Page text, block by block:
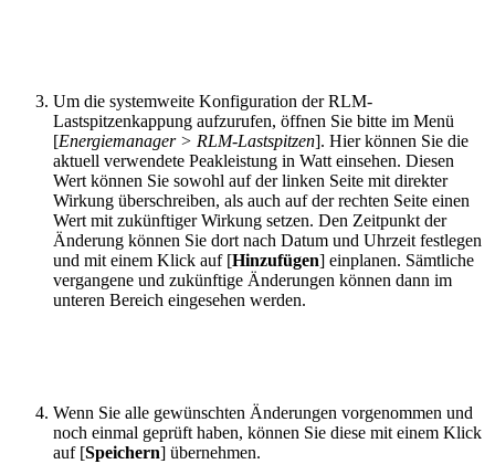
Um die systemweite Konfiguration der RLM-
Lastspitzenkappung aufzurufen, öffnen Sie bitte im Menü
[Energiemanager > RLM-Lastspitzen]. Hier können Sie die
aktuell verwendete Peakleistung in Watt einsehen. Diesen
Wert können Sie sowohl auf der linken Seite mit direkter
Wirkung überschreiben, als auch auf der rechten Seite einen
Wert mit zukünftiger Wirkung setzen. Den Zeitpunkt der
Änderung können Sie dort nach Datum und Uhrzeit festlegen
und mit einem Klick auf [Hinzufügen] einplanen. Sämtliche
vergangene und zukünftige Änderungen können dann im
unteren Bereich eingesehen werden.
Wenn Sie alle gewünschten Änderungen vorgenommen und
noch einmal geprüft haben, können Sie diese mit einem Klick
auf [Speichern] übernehmen.